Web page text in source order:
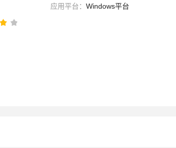
应用平台： Windows平台